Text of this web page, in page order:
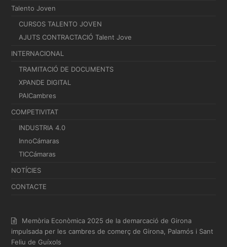
Talento Joven
CURSOS TALENTO JOVEN
AJUTS CONTRACTACIÓ Talent Jove
INTERNACIONAL
TRAMITACIÓ DE DOCUMENTS
XPANDE DIGITAL
PAICambres
COMPETIVITAT
INDUSTRIA 4.0
InnoCámaras
TICCámaras
NOTÍCIES
CONTACTE
Memòria Econòmica 2025 de la demarcació de Girona
impulsada per les cambres de comerç de Girona, Palamós i Sant
Feliu de Guíxols